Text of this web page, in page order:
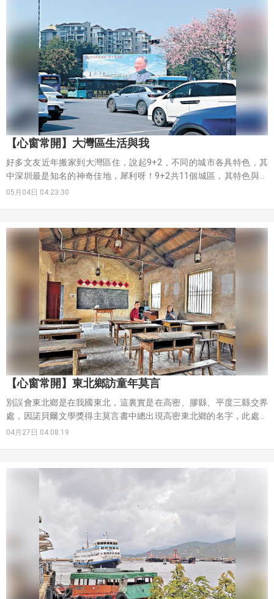
【心窗常開】大灣區生活與我
好多文友近年搬家到大灣區住，說起9+2，不同的城市各具特色，其
中深圳最是知名的神奇佳地，犀利呀！9+2共11個城區，其特色與多
元的文化生活，非常具吸引力哩。
05月04日 04:23:30
【心窗常開】東北鄉訪童年莫言
別誤會東北鄉是在我國東北，這裏實是在高密、膠縣、平度三縣交界
處，因諾貝爾文學獎得主莫言書中總出現高密東北鄉的名字，此處已
成了文學之鄉了。
04月27日 04:08:19